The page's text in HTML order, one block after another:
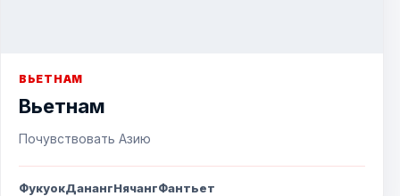
ВЬЕТНАМ
Вьетнам
Почувствовать Азию
ФукуокДанангНячангФантьет